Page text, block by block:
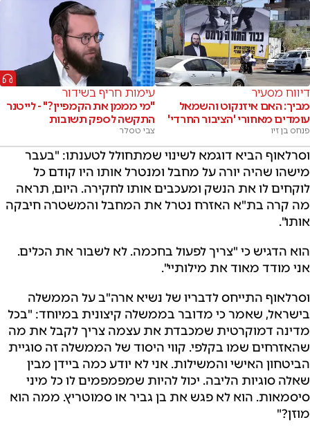
דיווח מסעיר
מביך: האם איזנקוט והשמאל
עומדים מאחורי 'הציבור החרדי'
פנחס בן זיו
עימות חריף בשידור
"מי מממן את הקמפיין?" - לייטנר
התקשה לספק תשובות
צבי טסלר
וסרלאוף הביא דוגמא לשינוי שמתחולל לטענתו: "בעבר
מישהו שהיה יורה על מחבל ומנטרל אותו היו קודם כל
לוקחים לו את הנשק ומעכבים אותו לחקירה. היום, תראה
מה קרה בת"א האזרח נטרל את המחבל והמשטרה חיבקה
אותו".
הוא הדגיש כי "צריך לפעול בחכמה. לא לשבור את הכלים.
אני מודד מאוד את מילותיי".
וסרלאוף התייחס לדבריו של נשיא ארה"ב על הממשלה
בישראל, שאמר כי מדובר בממשלה קיצונית במיוחד: "בכל
מדינה דמוקרטית שמכבדת את עצמה צריך לקבל את מה
שהאזרחים שמו בקלפי. קווי היסוד של הממשלה זה סוגיית
הביטחון האישי והמשילות. אני לא יודע כמה ביידן מבין
שאלה סוגיות הליבה. יכול להיות שמפמפמים לו כל מיני
סיסמאות. הוא לא פגש את בן גביר או סמוטריץ. ממה הוא
מוזן?"